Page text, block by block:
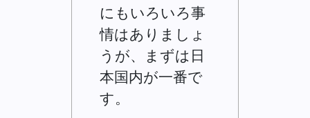
にもいろいろ事
情はありましょ
うが、まずは日
本国内が一番で
す。